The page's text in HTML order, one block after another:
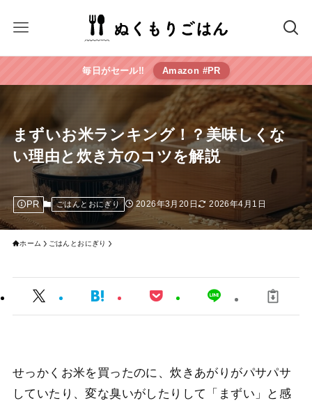
毎日がセール‼︎ Amazon #PR
まずいお米ランキング！？美味しくな
い理由と炊き方のコツを解説
PR ごはんとおにぎり 2026年3月20日 2026年4月1日
ホーム ごはんとおにぎり
せっかくお米を買ったのに、炊きあがりがパサパサ
していたり、変な臭いがしたりして「まずい」と感